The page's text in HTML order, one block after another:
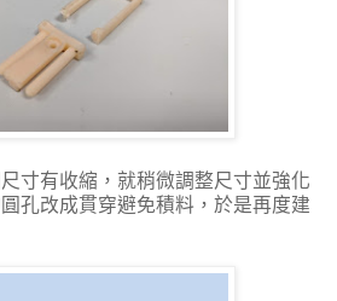
寸有收縮，就稍微調整尺寸並強化
孔改成貫穿避免積料，於是再度建